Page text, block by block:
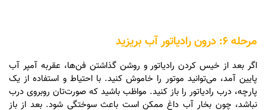
مرحله 6: درون رادیاتور آب بریزید
اگر بعد از خیس کردن رادیاتور و روشن گذاشتن فن‌ها، عقربه آمپر آب
پایین آمد، می‌توانید موتور را خاموش کنید. با احتیاط و استفاده از یک
پارچه، درب رادیاتور را باز کنید. مواظب باشید که صورت‌تان روبروی درب
نباشد، چون بخار آب داغ ممکن است باعث سوختگی شود. بعد از باز